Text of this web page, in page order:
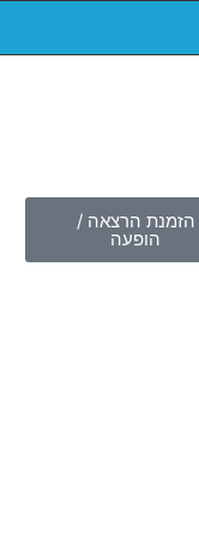
הזמנת הרצאה /
הופעה